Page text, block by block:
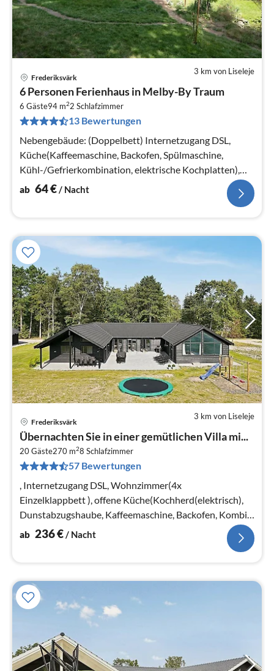
3 km von Liseleje
Frederiksvärk
6 Personen Ferienhaus in Melby-By Traum
6 Gäste94 m22 Schlafzimmer
13 Bewertungen
Nebengebäude: (Doppelbett) Internetzugang DSL,
Küche(Kaffeemaschine, Backofen, Spülmaschine,
Kühl-/Gefrierkombination, elektrische Kochplatten),
Wohn-/Schlafzimmer(Herd(Holz))
ab 64€/ Nacht
3 km von Liseleje
Frederiksvärk
Übernachten Sie in einer gemütlichen Villa mi...
20 Gäste270 m28 Schlafzimmer
57 Bewertungen
, Internetzugang DSL, Wohnzimmer(4x
Einzelklappbett ), offene Küche(Kochherd(elektrisch),
Dunstabzugshaube, Kaffeemaschine, Backofen, Kombi-
Mikrowelle, Spülmaschine, Kühlschrank, T...
ab 236€/ Nacht